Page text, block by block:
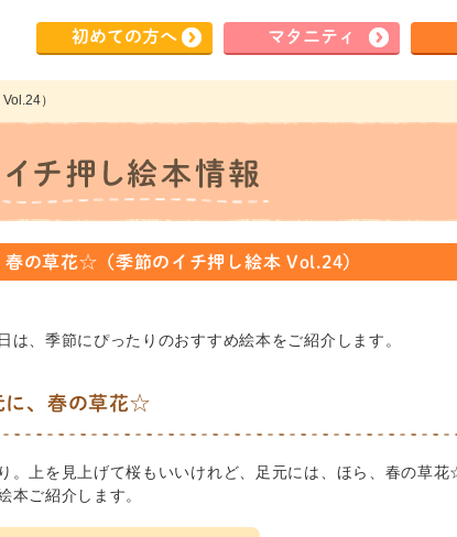
初めての方へ マタ ニティ
）
春の草花☆（季節のイチ押し絵本 Vol.24）
は、季節にぴったりのおすすめ絵本をご紹介します。
に、春の草花☆
。上を見上げて桜もいいけれど、足元には、ほら、春の草
本ご紹介します。